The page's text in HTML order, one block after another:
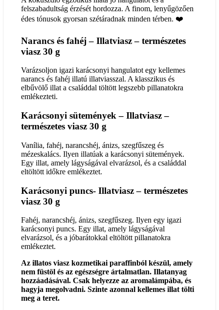
felszabadultság érzését hordozza. A finom, lenyűgözően
édes tónusok gyorsan szétáradnak minden térben. ❤️
Narancs és fahéj – Illatviasz – természetes
viasz 30 g
Varázsoljon igazi karácsonyi hangulatot egy kellemes
narancs és fahéj illatú illatviasszal. A klasszikus és
elbűvölő illat a családdal töltött legszebb pillanatokra
emlékezteti.
Karácsonyi sütemények – Illatviasz –
természetes viasz 30 g
Vanília, fahéj, narancshéj, ánizs, szegfűszeg és
mézeskalács. Ilyen illatúak a karácsonyi sütemények.
Egy illat, amely lágyságával elvarázsol, és a családdal
eltöltött időkre emlékeztet.
Karácsonyi puncs- Illatviasz – természetes
viasz 30 g
Fahéj, narancshéj, ánizs, szegfűszeg. Ilyen egy igazi
karácsonyi puncs. Egy illat, amely lágyságával
elvarázsol, és a jóbarátokkal eltöltött pillanatokra
emlékeztet.
Az illatos viasz kozmetikai paraffinból készül, amely
nem füstöl és az egészségre ártalmatlan. Illatanyag
hozzáadásával. Csak helyezze az aromalámpába, és
hagyja megolvadni. Szinte azonnal kellemes illat tölti
meg a teret.